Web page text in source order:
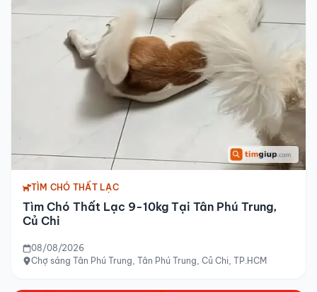
TÌM CHÓ THẤT LẠC
Tìm Chó Thất Lạc 9-10kg Tại Tân Phú Trung,
Củ Chi
08/08/2026
Chợ sáng Tân Phú Trung, Tân Phú Trung, Củ Chi, TP.HCM